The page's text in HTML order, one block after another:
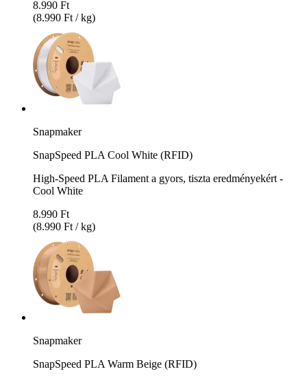
8.990 Ft
(8.990 Ft / kg)
Snapmaker
SnapSpeed PLA Cool White (RFID)
High-Speed PLA Filament a gyors, tiszta eredményekért -
Cool White
8.990 Ft
(8.990 Ft / kg)
Snapmaker
SnapSpeed PLA Warm Beige (RFID)